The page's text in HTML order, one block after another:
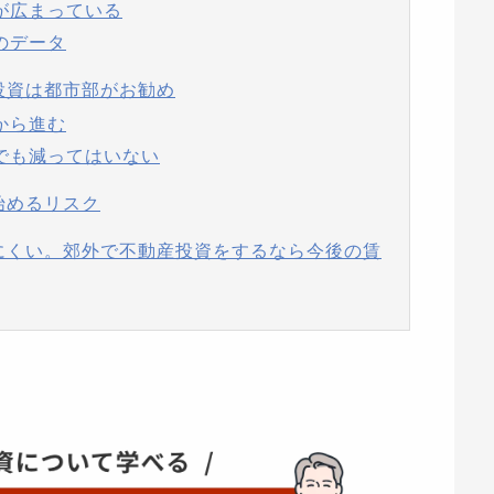
広まっている
データ
は都市部がお勧め
ら進む
も減ってはいない
るリスク
い。郊外で不動産投資をするなら今後の賃